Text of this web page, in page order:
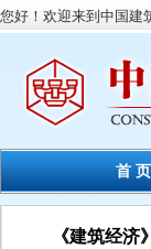
您好！欢迎来到中国建
首 页
《建筑经济